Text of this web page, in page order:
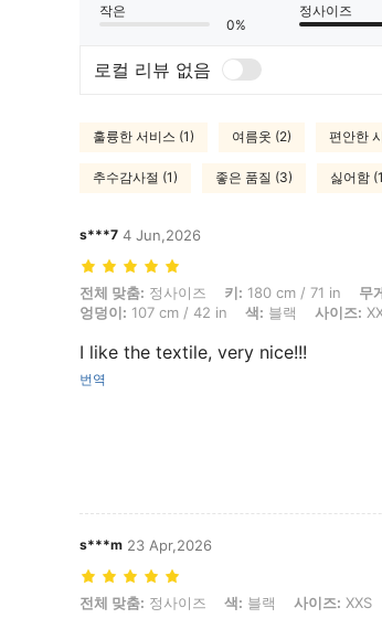
작은
0%
정사이즈
로컬 리뷰 없음
훌륭한 서비스 (1) 여름옷 (2) 편안한
추수감사절 (1) 좋은 품질 (3) 싫어함
s***7 4 Jun,2026
전체 맞춤: 정사이즈, 키: 180 cm / 71 in, 무게: 68
전체 맞춤: 정사이즈 키: 180 cm / 71 in 무
엉덩이: 107 cm / 42 in 색: 블랙 사이즈:
I like the textile, very nice!!!
번역
s***m 23 Apr,2026
전체 맞춤: 정사이즈, 색: 블랙, 사이즈: XXS
전체 맞춤: 정사이즈 색: 블랙 사이즈: XXS